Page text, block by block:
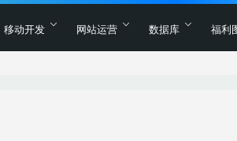
移动开发 网站运营 数据库 福利